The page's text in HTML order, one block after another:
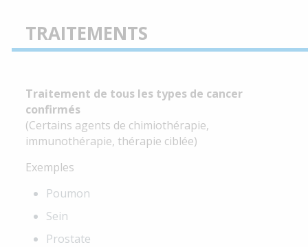
TRAITEMENTS
Traitement de tous les types de cancer
confirmés
(Certains agents de chimiothérapie,
immunothérapie, thérapie ciblée)
Exemples
Poumon
Sein
Prostate